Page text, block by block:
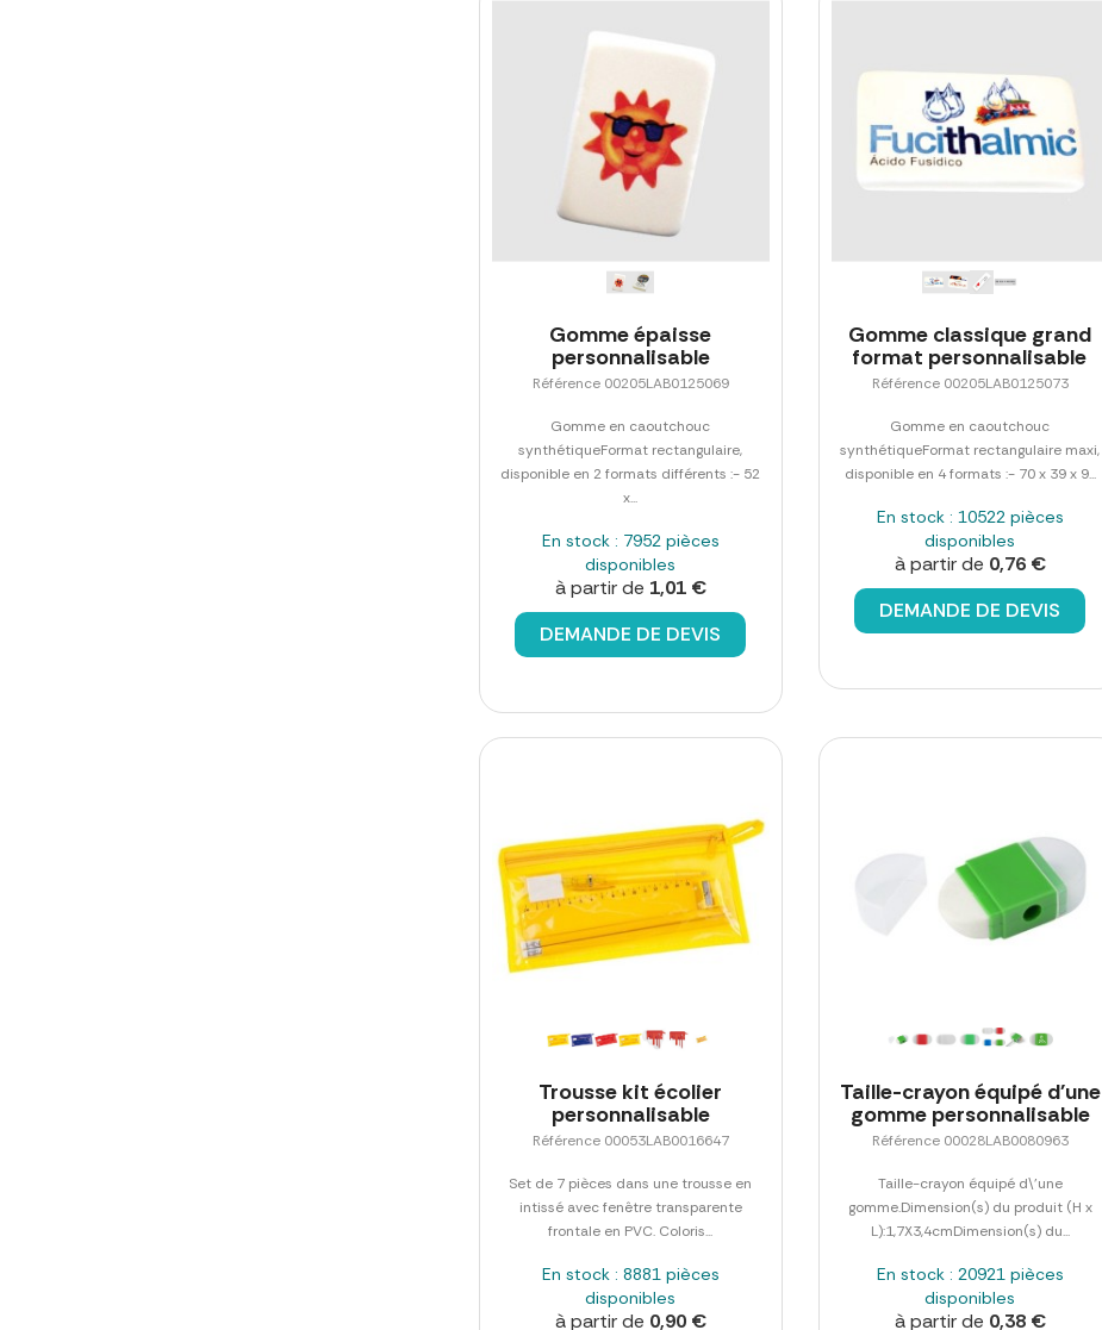
Gomme épaisse
personnalisable
Référence 00205LAB0125069
Gomme en caoutchouc
synthétiqueFormat rectangulaire,
disponible en 2 formats différents :- 52
x...
En stock : 7952 pièces
disponibles
à partir de 1,01 €
DEMANDE DE DEVIS
Gomme classique grand
format personnalisable
Référence 00205LAB0125073
Gomme en caoutchouc
synthétiqueFormat rectangulaire maxi,
disponible en 4 formats :- 70 x 39 x 9...
En stock : 10522 pièces
disponibles
à partir de 0,76 €
DEMANDE DE DEVIS
Trousse kit écolier
personnalisable
Référence 00053LAB0016647
Set de 7 pièces dans une trousse en
intissé avec fenêtre transparente
frontale en PVC. Coloris...
En stock : 8881 pièces
disponibles
à partir de 0,90 €
Taille-crayon équipé d'une
gomme personnalisable
Référence 00028LAB0080963
Taille-crayon équipé d\'une
gomme.Dimension(s) du produit (H x
L):1,7X3,4cmDimension(s) du...
En stock : 20921 pièces
disponibles
à partir de 0,38 €